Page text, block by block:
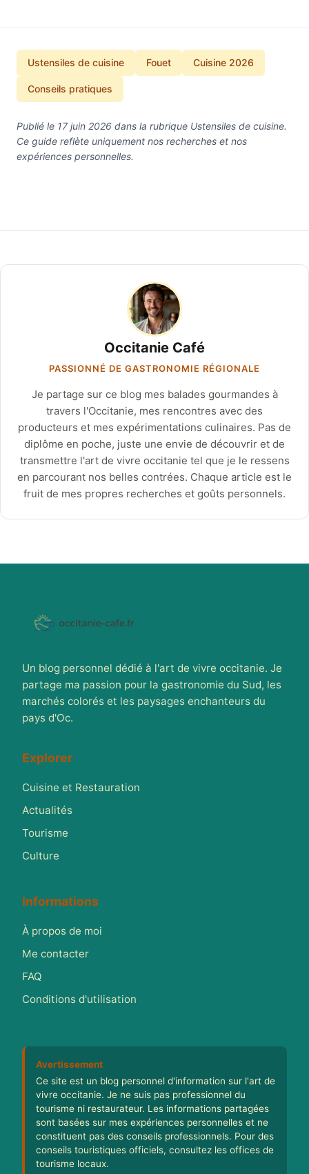
Ustensiles de cuisine Fouet Cuisine 2026
Conseils pratiques
Publié le 17 juin 2026 dans la rubrique Ustensiles de cuisine.
Ce guide reflète uniquement nos recherches et nos
expériences personnelles.
Occitanie Café
PASSIONNÉ DE GASTRONOMIE RÉGIONALE
Je partage sur ce blog mes balades gourmandes à
travers l'Occitanie, mes rencontres avec des
producteurs et mes expérimentations culinaires. Pas de
diplôme en poche, juste une envie de découvrir et de
transmettre l'art de vivre occitanie tel que je le ressens
en parcourant nos belles contrées. Chaque article est le
fruit de mes propres recherches et goûts personnels.
Un blog personnel dédié à l'art de vivre occitanie. Je
partage ma passion pour la gastronomie du Sud, les
marchés colorés et les paysages enchanteurs du
pays d'Oc.
Explorer
Cuisine et Restauration
Actualités
Tourisme
Culture
Informations
À propos de moi
Me contacter
FAQ
Conditions d'utilisation
Avertissement
Ce site est un blog personnel d'information sur l'art de
vivre occitanie. Je ne suis pas professionnel du
tourisme ni restaurateur. Les informations partagées
sont basées sur mes expériences personnelles et ne
constituent pas des conseils professionnels. Pour des
conseils touristiques officiels, consultez les offices de
tourisme locaux.